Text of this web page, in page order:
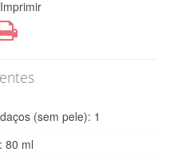
(sem pele): 1
80 ml